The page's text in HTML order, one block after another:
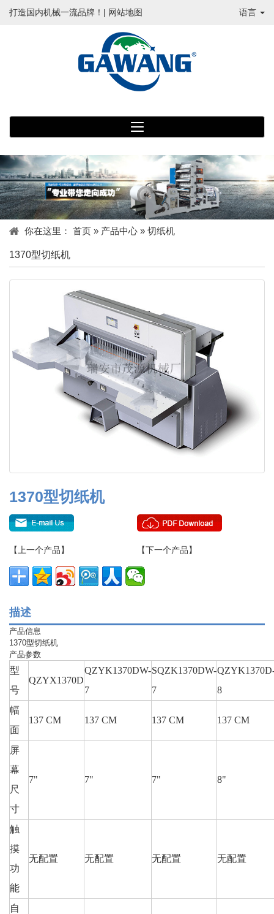
打造国内机械一流品牌！| 网站地图 语言
你在这里： 首页 » 产品中心 » 切纸机
1370型切纸机
1370型切纸机
【上一个产品】 【下一个产品】
描述
产品信息
1370型切纸机
产品参数
型
号
QZYX1370D
QZYK1370DW-
7
SQZK1370DW-
7
8
幅
面
137 CM 137 CM 137 CM 137 CM
屏
幕
尺
寸
7" 7" 7" 8"
触
摸
功
能
无配置 无配置 无配置 无配置
自